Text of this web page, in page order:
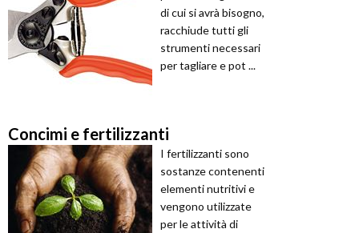
di cui si avrà bisogno,
racchiude tutti gli
strumenti necessari
per tagliare e pot ...
Concimi e fertilizzanti
I fertilizzanti sono
sostanze contenenti
elementi nutritivi e
vengono utilizzate
per le attività di